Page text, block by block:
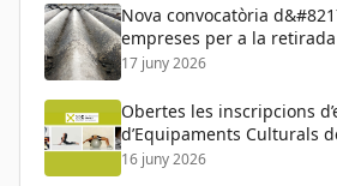
Nova convocatòria
empreses per a la
17 juny 2026
Obertes les inscripcions
d’Equipaments Culturals
16 juny 2026